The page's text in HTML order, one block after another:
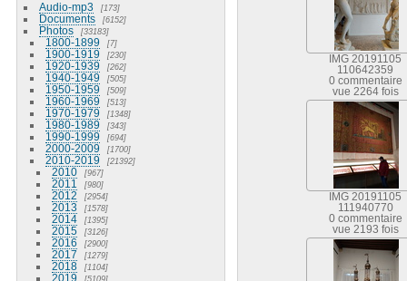
Audio-mp3 173
Documents 6152
Photos 33183
1800-1899 7
1900-1919 230
1920-1939 262
1940-1949 505
1950-1959 509
1960-1969 513
1970-1979 1348
1980-1989 343
1990-1999 694
2000-2009 1700
2010-2019 21392
2010 967
2011 980
2012 2954
2013 1578
2014 1395
2015 3126
2016 2900
2017 1279
2018 1104
2019 5109
IMG 20191105
110642359
0 commentaire
vue 2264 fois
IMG 20191105
111940770
0 commentaire
vue 2193 fois